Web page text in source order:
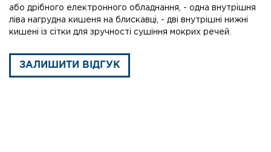
або дрібного електронного обладнання, - одна внутрішня
ліва нагрудна кишеня на блискавці, - дві внутрішні нижні
кишені із сітки для зручності сушіння мокрих речей.
ЗАЛИШИТИ ВІДГУК